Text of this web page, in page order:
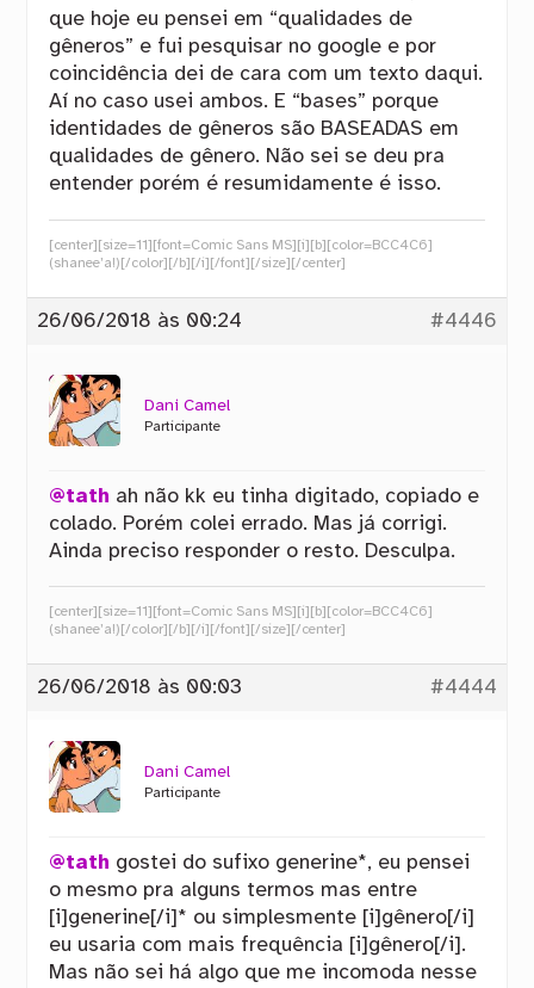
que hoje eu pensei em “qualidades de
gêneros” e fui pesquisar no google e por
coincidência dei de cara com um texto daqui.
Aí no caso usei ambos. E “bases” porque
identidades de gêneros são BASEADAS em
qualidades de gênero. Não sei se deu pra
entender porém é resumidamente é isso.
[center][size=11][font=Comic Sans MS][i][b][color=BCC4C6]
(shanee’a!)[/color][/b][/i][/font][/size][/center]
26/06/2018 às 00:24 #4446
Dani Camel
Participante
@tath ah não kk eu tinha digitado, copiado e
colado. Porém colei errado. Mas já corrigi.
Ainda preciso responder o resto. Desculpa.
[center][size=11][font=Comic Sans MS][i][b][color=BCC4C6]
(shanee’a!)[/color][/b][/i][/font][/size][/center]
26/06/2018 às 00:03 #4444
Dani Camel
Participante
@tath gostei do sufixo generine*, eu pensei
o mesmo pra alguns termos mas entre
[i]generine[/i]* ou simplesmente [i]gênero[/i]
eu usaria com mais frequência [i]gênero[/i].
Mas não sei há algo que me incomoda nesse